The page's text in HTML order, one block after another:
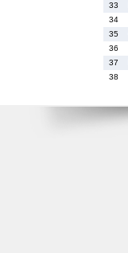
33
34
35
36
37
38